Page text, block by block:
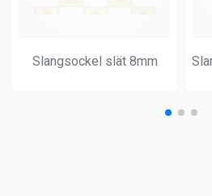
Slangsockel slät 8mm